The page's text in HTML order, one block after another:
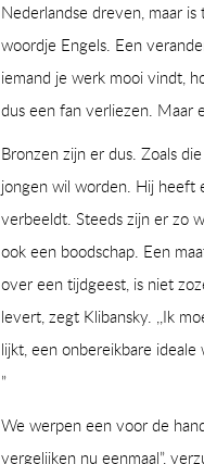
Nederlandse dreven, maar
woordje Engels. Een
iemand je werk mooi vindt,
dus een fan verliezen. Maar
Bronzen zijn er dus. Zoals
jongen wil worden. Hij heeft
verbeeldt. Steeds zijn er zo
ook een boodschap. Een
over een tijdgeest, is niet
levert, zegt Klibansky. ,,Ik
lijkt, een onbereikbare
”
We werpen een voor de
vergelijken nu eenmaal”,